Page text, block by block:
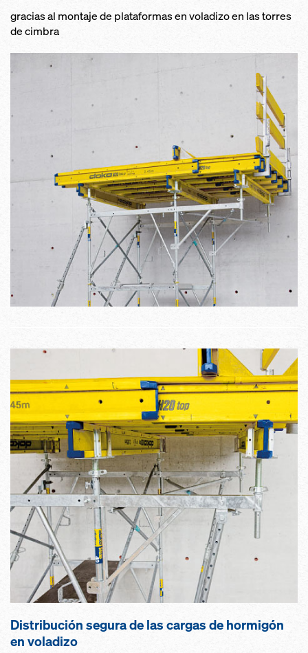
gracias al montaje de plataformas en voladizo en las torres
de cimbra
Distribución segura de las cargas de hormigón
en voladizo